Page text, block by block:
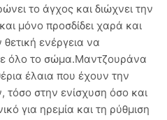
το άγχος και διώχνει την
μόνο προσδίδει χαρά και
ενέργεια να
όλο το σώμα.Μαντζουράνα
έλαια που έχουν την
στην ενίσχυση όσο και
για ηρεμία και τη ρύθμιση